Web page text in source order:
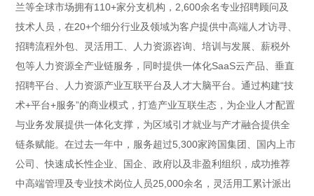
兰等全球市场拥有110+家分支机构，2,600余名专业招聘顾问及
技术人员，在20+个细分行业及领域为客户提供中高端人才访寻、
招聘流程外包、灵活用工、人力资源咨询、培训与发展、薪税外
包等人力资源全产业链服务，同时提供一体化SaaS云产品、垂直
招聘平台、人力资源产业互联平台及人才大脑平台。通过构建“技
术+平台+服务”的商业模式，打造产业互联生态，为企业人才配置
与业务发展提供一体化支撑，为区域引才就业与产才融合提供全
链条赋能。在过去一年中，服务超过5,300家跨国集团、国内上市
公司、快速成长性企业、国企、政府以及非盈利组织，成功推荐
中高端管理及专业技术岗位人员25,000余名，灵活用工累计派出